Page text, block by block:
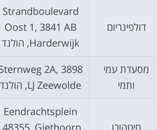
דולפינריום
Strandboulevard
Oost 1, 3841 AB
Harderwijk, הולנד
מסעדת עמי
ותמי
2A, 3898
LJ Zeewolde, הולנד
חיטהורן
Eendrachtsplein
48355, Giethoorn,